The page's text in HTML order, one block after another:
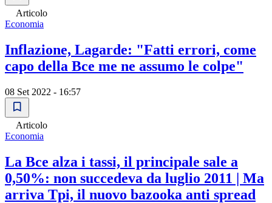
Articolo
Economia
Inflazione, Lagarde: "Fatti errori, come
capo della Bce me ne assumo le colpe"
08 Set 2022 - 16:57
Articolo
Economia
La Bce alza i tassi, il principale sale a
0,50%: non succedeva da luglio 2011 | Ma
arriva Tpi, il nuovo bazooka anti spread